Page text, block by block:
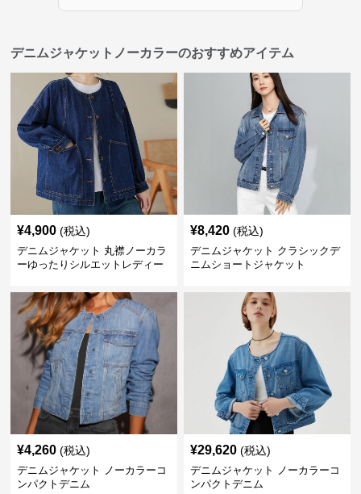
デニムジャケットノーカラーのおすすめアイテム
¥4,900 (税込)
デニムジャケット 丸襟ノーカラ
ーゆったりシルエットレディー
¥8,420 (税込)
デニムジャケット クラシックデ
ニムショートジャケット
¥4,260 (税込)
デニムジャケット ノーカラーコ
ンパクトデニム
¥29,620 (税込)
デニムジャケット ノーカラーコ
ンパクトデニム